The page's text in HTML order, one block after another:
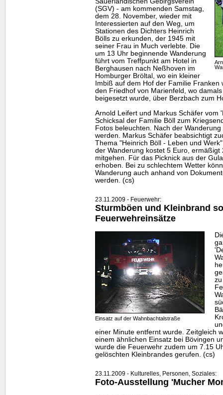
(SGV) - am kommenden Samstag,
dem 28. November, wieder mit
Interessierten auf den Weg, um
Stationen des Dichters Heinrich
Bölls zu erkunden, der 1945 mit
seiner Frau in Much verlebte. Die
um 13 Uhr beginnende Wanderung
führt vom Treffpunkt am Hotel in
Berghausen nach Neßhoven im
Homburger Bröltal, wo ein kleiner
Imbiß auf dem Hof der Familie
den Friedhof von Marienfeld, wo
beigesetzt wurde, über Berzbach zum
Arnold Leifert und Markus Schäfer vom
Schicksal der Familie Böll zum
Fotos beleuchten. Nach der
werden. Markus Schäfer beabsichtigt
Thema "Heinrich Böll - Leben und
der Wanderung kostet 5 Euro,
mitgehen. Für das Picknick aus der
erhoben. Bei zu schlechtem Wetter
Wanderung auch anhand von
werden. (cs)
23.11.2009 - Feuerwehr:
Sturmböen und Kleinbrand
Feuerwehreinsätze
Einsatz auf der Wahnbachtalstraße
einer Minute entfernt wurde. Zeitgleich
einem ähnlichen Einsatz bei Bövingen
wurde die Feuerwehr zudem um 7.15
gelöschten Kleinbrandes gerufen. (cs)
23.11.2009 - Kulturelles, Personen, Soziales:
Foto-Ausstellung 'Mucher